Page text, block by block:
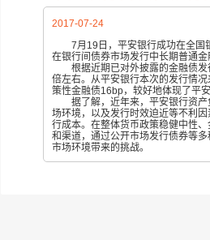
2017-07-24
7月 19日，平安银行成功在全国
在银行间债券市场发行中长期普通
根据近期已对外披露的金融债发
倍左右。 从平安银行本次的发行情
策性金融债16bp，较好地体现了平
据了解，近年来，平安银行资产
场环境，以及发行时效迫近等不利
行成本。在整体货币政策稳健中性
和渠道，通过公开市场发行债券等
市场环境带来的挑战。